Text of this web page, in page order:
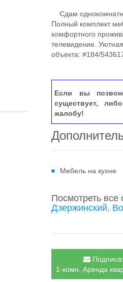
Сдам
Полный комплект
комфортного
телевидение.
объекта: #184/
Если вы
существует,
жалобу!
Мебель на кухне
Посмотреть
Дзержинский,
1-комн. Аренда